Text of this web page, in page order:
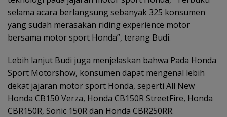
selama acara berlangsung sebanyak 325 konsumen
yang sudah merasakan riding experience motor
bersama motor sport Honda”, terang Budi.
Lebih lanjut Budi juga menjelaskan bahwa Pada Honda
Sport Motorshow, konsumen dapat mengenal lebih
dekat jajaran motor sport Honda, seperti All New
Honda CB150 Verza, Honda CB150R StreetFire, Honda
CBR150R, Sonic 150R dan Honda CBR250RR.